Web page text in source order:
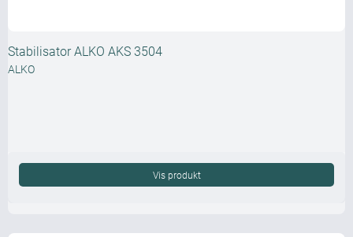
Stabilisator ALKO AKS 3504
ALKO
Vis produkt